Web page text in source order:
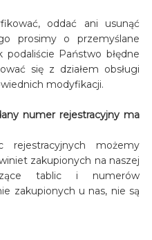
oddać ani usunąć
prosimy o przemyślane
podaliście Państwo błędne
się z działem obsługi
modyfikacji.
numer rejestracyjny ma
rejestracyjnych możemy
zakupionych na naszej
tablic i numerów
zakupionych u nas, nie są